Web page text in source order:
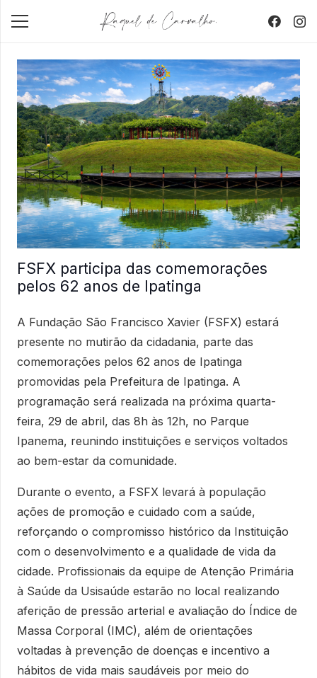
FSFX participa das comemorações
pelos 62 anos de Ipatinga
A Fundação São Francisco Xavier (FSFX) estará
presente no mutirão da cidadania, parte das
comemorações pelos 62 anos de Ipatinga
promovidas pela Prefeitura de Ipatinga. A
programação será realizada na próxima quarta-
feira, 29 de abril, das 8h às 12h, no Parque
Ipanema, reunindo instituições e serviços voltados
ao bem-estar da comunidade.
Durante o evento, a FSFX levará à população
ações de promoção e cuidado com a saúde,
reforçando o compromisso histórico da Instituição
com o desenvolvimento e a qualidade de vida da
cidade. Profissionais da equipe de Atenção Primária
à Saúde da Usisaúde estarão no local realizando
aferição de pressão arterial e avaliação do Índice de
Massa Corporal (IMC), além de orientações
voltadas à prevenção de doenças e incentivo a
hábitos de vida mais saudáveis por meio do